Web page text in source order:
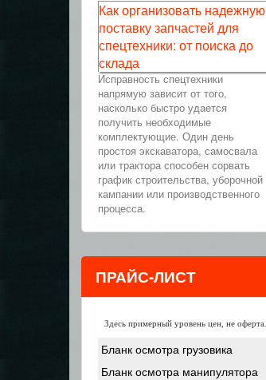
Как организовать надежную
поставку запчастей для
спецтехники: от поиска до
склада
Исправность спецтехники
напрямую зависит от того,
насколько быстро удается
получить необходимые
комплектующие. Один день
простоя экскаватора, самосвала
или трактора способен сорвать
график строительства, уборочной
кампании или производственного
процесса.
ПРАЙС-ЛИСТ
Здесь примерный уровень цен, не оферта.
Бланк осмотра грузовика
Бланк осмотра манипулятора